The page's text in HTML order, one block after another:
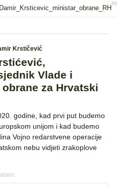
Krstičević
Vlade i
za Hrvatski
godine, kad prvi put budemo
unijom i kad budemo
Vojno redarstvene operacije
nebu vidjeti zrakoplove